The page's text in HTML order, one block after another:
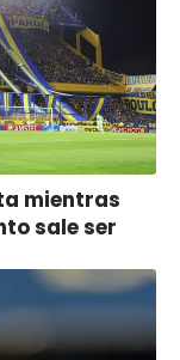
mientras
sale ser